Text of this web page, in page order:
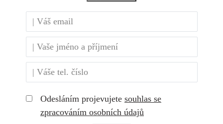
Odesláním projevujetesouhlas se
zpracováním osobních údajů